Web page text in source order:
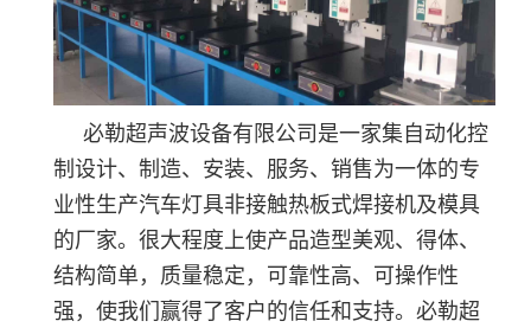
必勒超声波设备有限公司是一家集自动化控
制设计、制造、安装、服务、销售为一体的专
业性生产汽车灯具非接触热板式焊接机及模具
的厂家。很大程度上使产品造型美观、得体、
结构简单，质量稳定，可靠性高、可操作性
强，使我们赢得了客户的信任和支持。必勒超